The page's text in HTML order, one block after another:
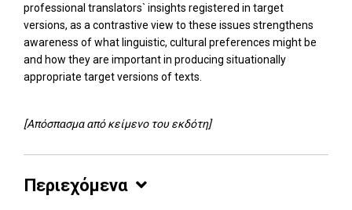
professional translators` insights registered in target
versions, as a contrastive view to these issues strengthens
awareness of what linguistic, cultural preferences might be
and how they are important in producing situationally
appropriate target versions of texts.
[Απόσπασμα από κείμενο του εκδότη]
Περιεχόμενα